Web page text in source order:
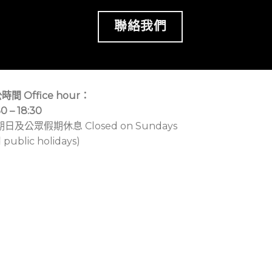
聯絡我們
時間 Office hour：
– 18:30
日及公眾假期休息 Closed on Sundays
public holidays)